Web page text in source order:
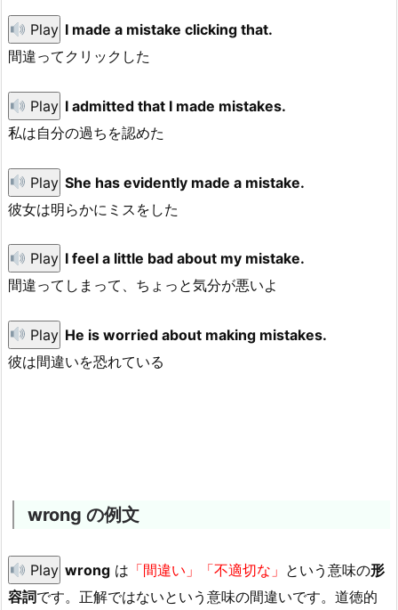
Play I made a mistake clicking that.
間違ってクリックした
Play I admitted that I made mistakes.
私は自分の過ちを認めた
Play She has evidently made a mistake.
彼女は明らかにミスをした
Play I feel a little bad about my mistake.
間違ってしまって、ちょっと気分が悪いよ
Play He is worried about making mistakes.
彼は間違いを恐れている
wrong の例文
Play wrong は 「間違い」「不適切な」 という意味の形
容詞です。正解ではないという意味の間違いです。道徳的